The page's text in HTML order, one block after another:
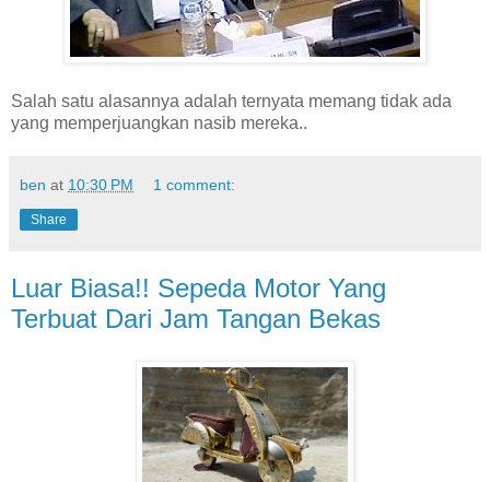
Salah satu alasannya adalah ternyata memang tidak ada
yang memperjuangkan nasib mereka..
ben at 10:30 PM 1 comment:
Share
Luar Biasa!! Sepeda Motor Yang
Terbuat Dari Jam Tangan Bekas